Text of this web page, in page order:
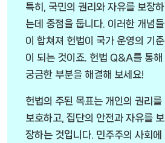
특히, 국민의 권리와 자유를 보장하
는데 중점을 둡니다. 이러한 개념들
이 합쳐져 헌법이 국가 운영의 기준
이 되는 것이죠. 헌법 Q&A를 통해
궁금한 부분을 해결해 보세요!
헌법의 주된 목표는 개인의 권리를
보호하고, 집단의 안전과 자유를 보
장하는 것입니다. 민주주의 사회에